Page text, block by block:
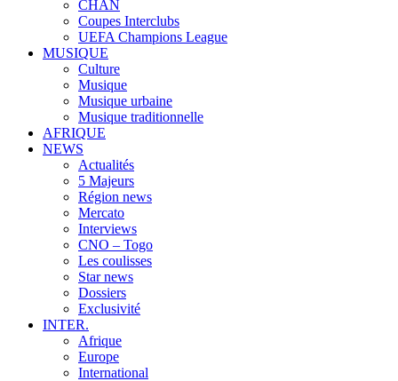
CHAN
Coupes Interclubs
UEFA Champions League
MUSIQUE
Culture
Musique
Musique urbaine
Musique traditionnelle
AFRIQUE
NEWS
Actualités
5 Majeurs
Région news
Mercato
Interviews
CNO – Togo
Les coulisses
Star news
Dossiers
Exclusivité
INTER.
Afrique
Europe
International